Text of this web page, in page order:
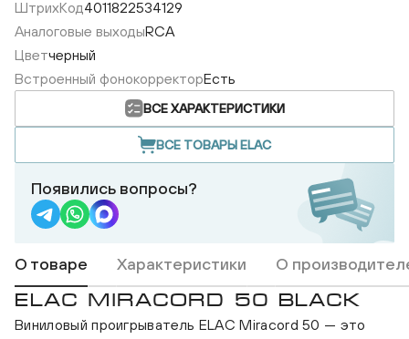
ШтрихКод4011822534129
Аналоговые выходыRCA
Цветчерный
Встроенный фонокорректорЕсть
ВСЕ ХАРАКТЕРИСТИКИ
ВСЕ ТОВАРЫ ELAC
Появились вопросы?
О товаре Характеристики О
ELAC MIRACORD 50 BLACK
Виниловый проигрыватель ELAC Miracord 50 — это